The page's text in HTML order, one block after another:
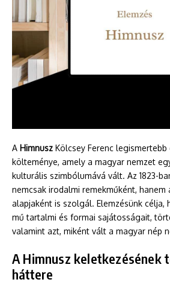
A Himnusz Kölcsey Ferenc
költeménye, amely a magyar nemzet
kulturális szimbólumává vált. Az 1823-
nemcsak irodalmi remekműként, hanem
alapjaként is szolgál. Elemzésünk célja,
mű tartalmi és formai sajátosságait,
valamint azt, miként vált a magyar nép
A Himnusz keletkezésének
háttere